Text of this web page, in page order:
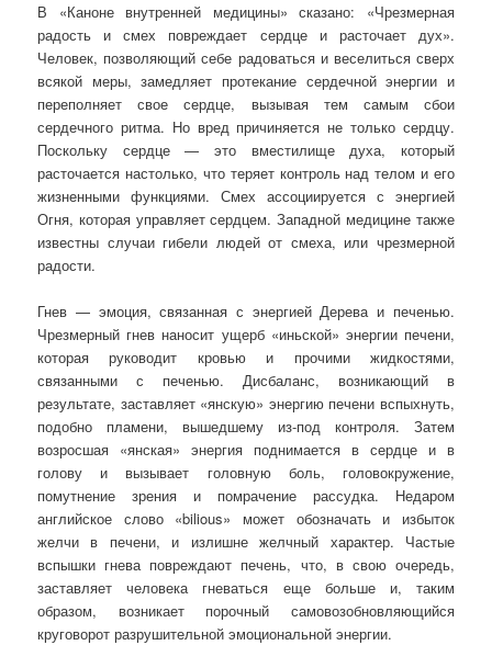
В «Каноне внутренней медицины» сказано: «Чрезмерная
радость и смех повреждает сердце и расточает дух».
Человек, позволяющий себе радоваться и веселиться сверх
всякой меры, замедляет протекание сердечной энергии и
переполняет свое сердце, вызывая тем самым сбои
сердечного ритма. Но вред причиняется не только сердцу.
Поскольку сердце — это вместилище духа, который
расточается настолько, что теряет контроль над телом и его
жизненными функциями. Смех ассоциируется с энергией
Огня, которая управляет сердцем. Западной медицине также
известны случаи гибели людей от смеха, или чрезмерной
радости.
Гнев — эмоция, связанная с энергией Дерева и печенью.
Чрезмерный гнев наносит ущерб «иньской» энергии печени,
которая руководит кровью и прочими жидкостями,
связанными с печенью. Дисбаланс, возникающий в
результате, заставляет «янскую» энергию печени вспыхнуть,
подобно пламени, вышедшему из-под контроля. Затем
возросшая «янская» энергия поднимается в сердце и в
голову и вызывает головную боль, головокружение,
помутнение зрения и помрачение рассудка. Недаром
английское слово «bilious» может обозначать и избыток
желчи в печени, и излишне желчный характер. Частые
вспышки гнева повреждают печень, что, в свою очередь,
заставляет человека гневаться еще больше и, таким
образом, возникает порочный самовозобновляющийся
круговорот разрушительной эмоциональной энергии.